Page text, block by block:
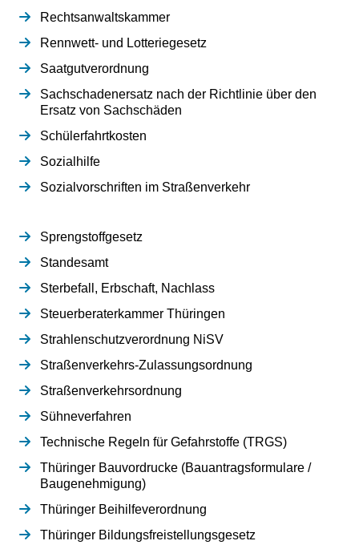
Rechtsanwaltskammer
Rennwett- und Lotteriegesetz
Saatgutverordnung
Sachschadenersatz nach der Richtlinie über den
Ersatz von Sachschäden
Schülerfahrtkosten
Sozialhilfe
Sozialvorschriften im Straßenverkehr
Sprengstoffgesetz
Standesamt
Sterbefall, Erbschaft, Nachlass
Steuerberaterkammer Thüringen
Strahlenschutzverordnung NiSV
Straßenverkehrs-Zulassungsordnung
Straßenverkehrsordnung
Sühneverfahren
Technische Regeln für Gefahrstoffe (TRGS)
Thüringer Bauvordrucke (Bauantragsformulare /
Baugenehmigung)
Thüringer Beihilfeverordnung
Thüringer Bildungsfreistellungsgesetz